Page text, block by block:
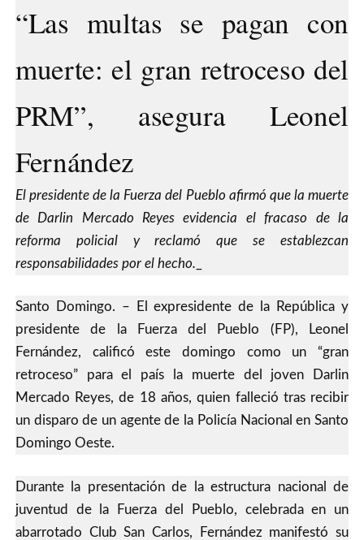
“Las multas se pagan con
muerte: el gran retroceso del
PRM”, asegura Leonel
Fernández
El presidente de la Fuerza del Pueblo afirmó que la muerte
de Darlin Mercado Reyes evidencia el fracaso de la
reforma policial y reclamó que se establezcan
responsabilidades por el hecho.
Santo Domingo. – El expresidente de la República y
presidente de la Fuerza del Pueblo (FP), Leonel
Fernández, calificó este domingo como un “gran
retroceso” para el país la muerte del joven Darlin
Mercado Reyes, de 18 años, quien falleció tras recibir
un disparo de un agente de la Policía Nacional en Santo
Domingo Oeste.
Durante la presentación de la estructura nacional de
juventud de la Fuerza del Pueblo, celebrada en un
abarrotado Club San Carlos, Fernández manifestó su